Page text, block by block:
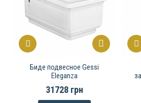
Биде подвесное Gessi
Eleganza
31728 грн